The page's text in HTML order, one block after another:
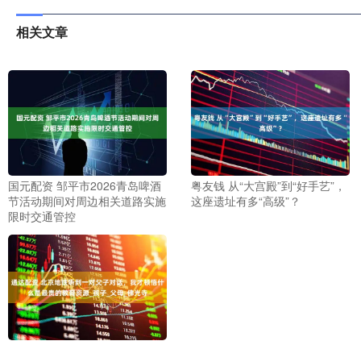
相关文章
国元配资 邹平市2026青岛啤酒
节活动期间对周边相关道路实施
限时交通管控
粤友钱 从“大宫殿”到“好手艺”，
这座遗址有多“高级”？